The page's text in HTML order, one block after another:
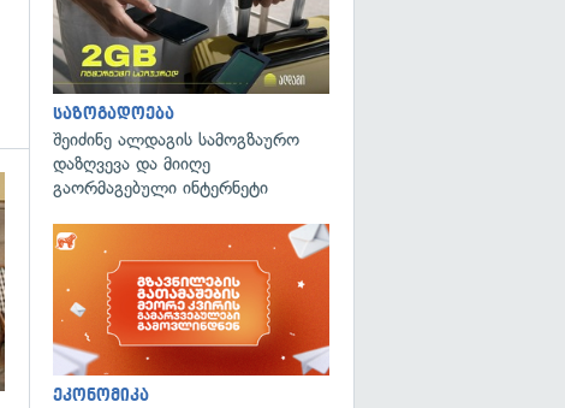
საზოგადოება
შეიძინე ალდაგის სამოგზაურო
დაზღვევა და მიიღე
გაორმაგებული ინტერნეტი
ეკონომიკა